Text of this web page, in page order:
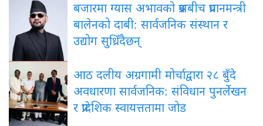
बजारमा ग्यास अभावको प्रश्नबीच प्रधानमन्त्री
बालेनको दाबी: सार्वजनिक संस्थान र
उद्योग सुध्रिँदैछन्
आठ दलीय अग्रगामी मोर्चाद्वारा २८ बुँदे
अवधारणा सार्वजनिक: संविधान पुनर्लेखन
र प्रादेशिक स्वायत्ततामा जोड